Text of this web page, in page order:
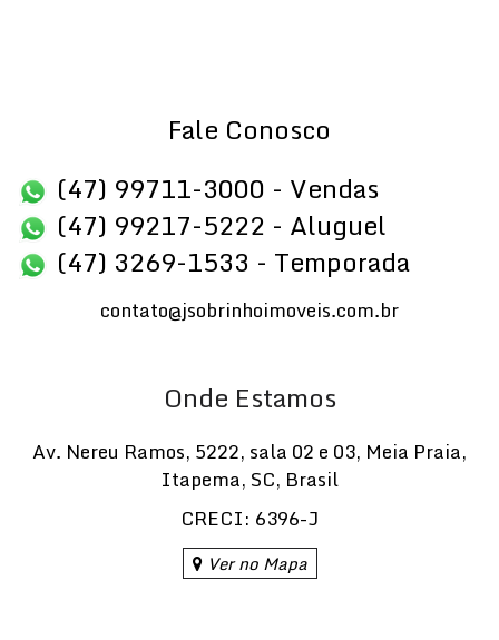
Fale Conosco
(47) 99711-3000 - Vendas
(47) 99217-5222 - Aluguel
(47) 3269-1533 - Temporada
contato@jsobrinhoimoveis.com.br
Onde Estamos
Av. Nereu Ramos, 5222, sala 02 e 03, Meia Praia,
Itapema, SC, Brasil
CRECI: 6396-J
Ver no Mapa